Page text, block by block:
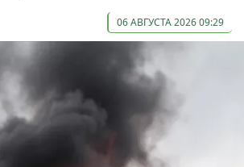
06 АВГУСТА 2026 09:29